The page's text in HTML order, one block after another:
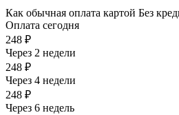
Как обычная оплата картой Без
Оплата сегодня
248 ₽
Через 2 недели
248 ₽
Через 4 недели
248 ₽
Через 6 недель